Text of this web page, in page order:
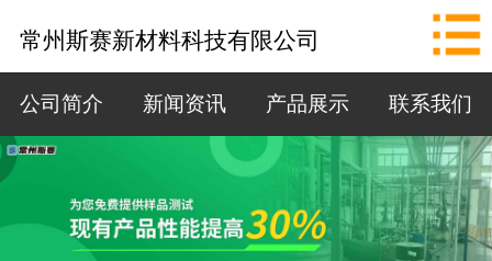
新闻资讯
产品展示
联系我们
常州斯赛新材料科技有限公司
公司简介 新闻资讯 产品展示 联系我们